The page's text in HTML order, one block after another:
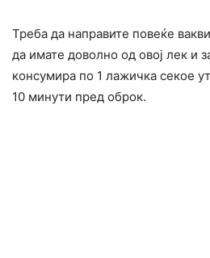
Треба да направите повеќе
да имате доволно од овој лек и
консумира по 1 лажичка секое
10 минути пред оброк.